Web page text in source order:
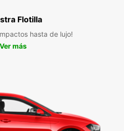
Flotilla
hasta de lujo!
Ver más